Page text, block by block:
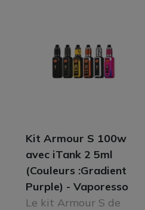
Kit Armour S 100w
avec iTank 2 5ml
(Couleurs :Gradient
Purple) - Vaporesso
Le kit Armour S de